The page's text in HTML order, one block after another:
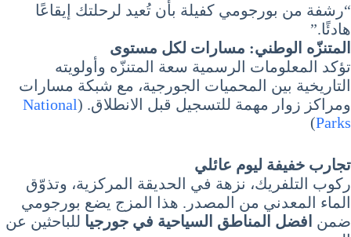
“رشفة من بورجومي كفيلة بأن تُعيد لرحلتك إيقاعًا
هادئًا.”
المتنزّه الوطني: مسارات لكل مستوى
تؤكد المعلومات الرسمية سعة المتنزّه وأولويته
التاريخية بين المحميات الجورجية، مع شبكة مسارات
ومراكز زوار مهمة للتسجيل قبل الانطلاق. (National
Parks
)
تجارب خفيفة ليوم عائلي
ركوب التلفريك، نزهة في الحديقة المركزية، وتذوّق
الماء المعدني من المصدر. هذا المزج يضع بورجومي
ضمن افضل المناطق السياحية في جورجيا للباحثين عن